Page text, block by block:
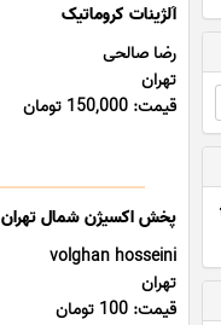
آلژینات کروماتیک
رضا صالحی
تهران
قیمت: 150,000 تومان
پخش اکسیژن شمال تهران
volghan hosseini
تهران
قیمت: 100 تومان